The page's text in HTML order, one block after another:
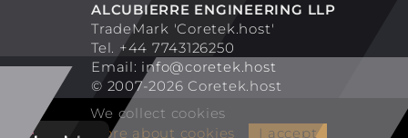
ALCUBIERRE ENGINEERING LLP
TradeMark 'Coretek.host'
Tel. +44 7743126250
Email: info@coretek.host
© 2007-2026 Coretek.host
We collect cookies
More about cookies
I accept